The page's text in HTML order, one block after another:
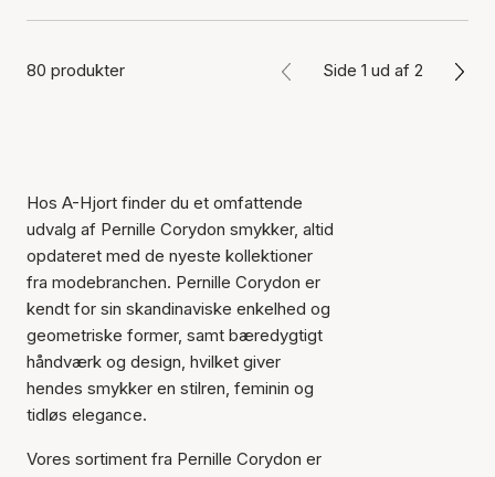
80 produkter Side 1 ud af 2
Hos A-Hjort finder du et omfattende
udvalg af Pernille Corydon smykker, altid
opdateret med de nyeste kollektioner
fra modebranchen. Pernille Corydon er
kendt for sin skandinaviske enkelhed og
geometriske former, samt bæredygtigt
håndværk og design, hvilket giver
hendes smykker en stilren, feminin og
tidløs elegance.
Vores sortiment fra Pernille Corydon er